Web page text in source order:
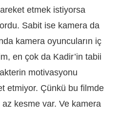
etmek istiyorsa
Sabit ise kamera da
kamera oyuncuların iç
en çok da Kadir’in tabii
motivasyonu
etmiyor. Çünkü bu filmde
kesme var. Ve kamera